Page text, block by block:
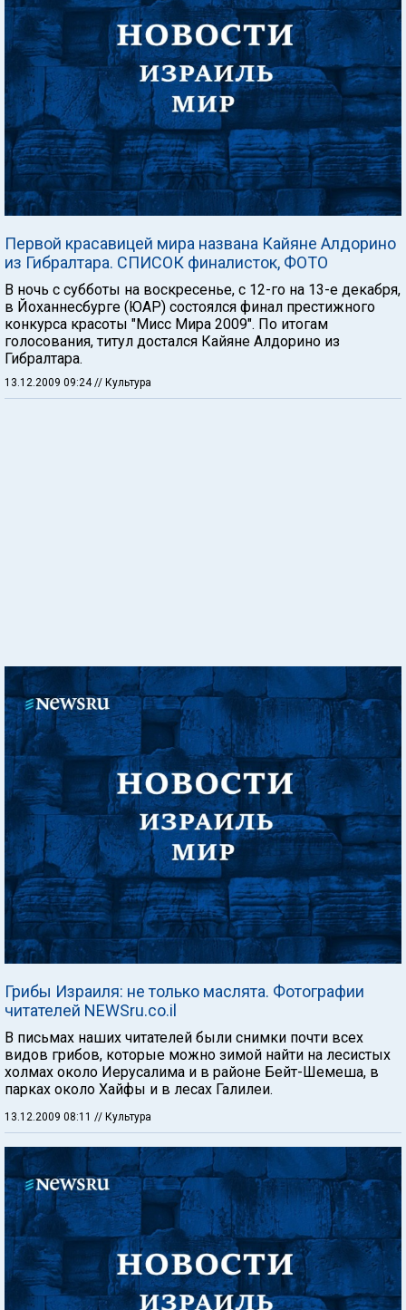
Первой красавицей мира названа Кайяне Алдорино
из Гибралтара. СПИСОК финалисток, ФОТО
В ночь с субботы на воскресенье, с 12-го на 13-е декабря,
в Йоханнесбурге (ЮАР) состоялся финал престижного
конкурса красоты "Мисс Мира 2009". По итогам
голосования, титул достался Кайяне Алдорино из
Гибралтара.
13.12.2009 09:24 // Культура
Грибы Израиля: не только маслята. Фотографии
читателей NEWSru.co.il
В письмах наших читателей были снимки почти всех
видов грибов, которые можно зимой найти на лесистых
холмах около Иерусалима и в районе Бейт-Шемеша, в
парках около Хайфы и в лесах Галилеи.
13.12.2009 08:11 // Культура